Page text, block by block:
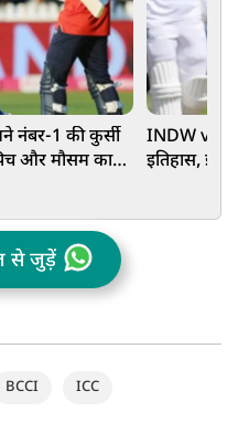
नंबर-1 की कुर्सी
और मौसम का
INDW vs
इतिहास,
से जुड़ें
BCCI
ICC